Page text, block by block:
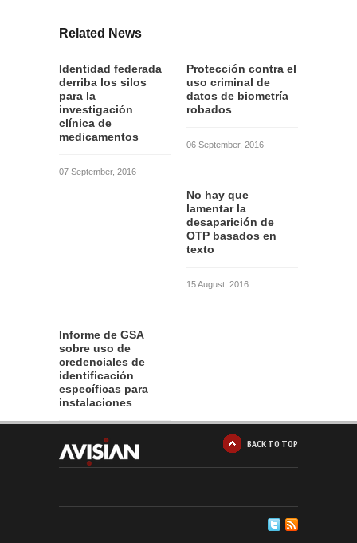
Related News
Identidad federada
derriba los silos
para la
investigación
clínica de
medicamentos
07 September, 2016
Protección contra el
uso criminal de
datos de biometría
robados
06 September, 2016
No hay que
lamentar la
desaparición de
OTP basados en
texto
15 August, 2016
Informe de GSA
sobre uso de
credenciales de
identificación
específicas para
instalaciones
12 August, 2016 BACK TO TOP